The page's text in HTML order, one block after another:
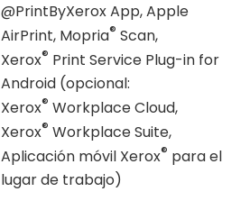
@PrintByXerox App, Apple
AirPrint, Mopria® Scan,
Xerox® Print Service Plug-in for
Android (opcional:
Xerox® Workplace Cloud,
Xerox® Workplace Suite,
Aplicación móvil Xerox® para el
lugar de trabajo)